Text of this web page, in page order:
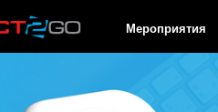
Мероприятия